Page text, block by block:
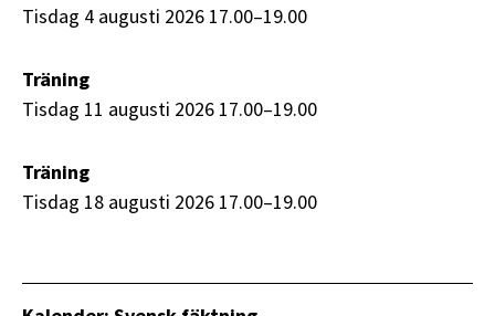
tisdag 4 augusti 2026 17.00–19.00
Träning
tisdag 11 augusti 2026 17.00–19.00
Träning
tisdag 18 augusti 2026 17.00–19.00